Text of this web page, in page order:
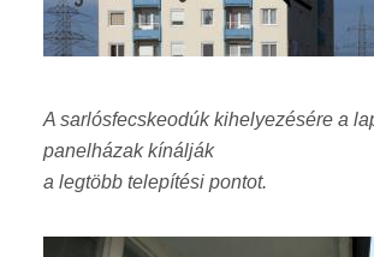
A sarlósfecskeodúk kihelyezésére a
panelházak kínálják
a legtöbb telepítési pontot.